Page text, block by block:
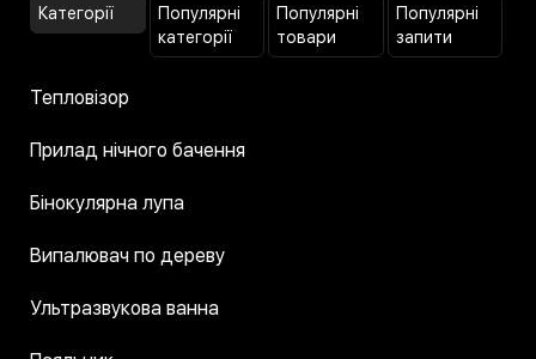
Категорії
Популярні
категорії
Популярні
товари
Популярні
запити
Тепловізор
Прилад нічного бачення
Бінокулярна лупа
Випалювач по дереву
Ультразвукова ванна